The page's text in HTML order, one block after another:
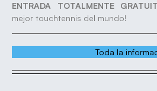
ENTRADA TOTALMENTE
mejor touchtennis del mundo!
Toda la